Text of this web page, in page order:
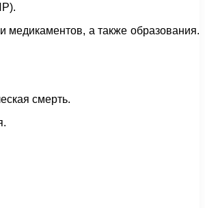
медикаментов, а также образования.
смерть.